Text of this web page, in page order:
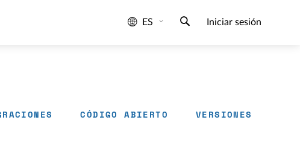
ES Iniciar sesión
CÓDIGO ABIERTO VERSIONES